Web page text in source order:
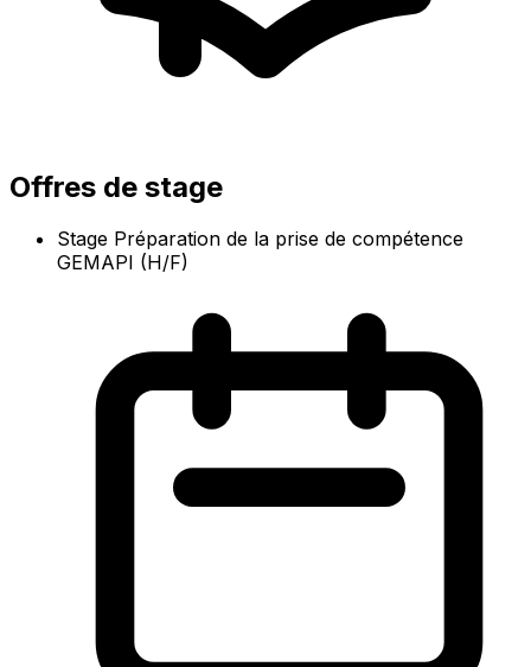
Offres de stage
Stage Préparation de la prise de compétence
GEMAPI (H/F)